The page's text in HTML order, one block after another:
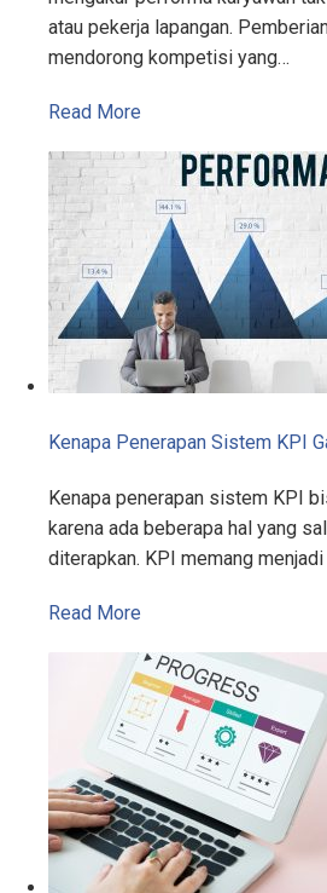
atau pekerja lapangan.
mendorong kompetisi yang…
Read More
Kenapa Penerapan Sistem KPI
Kenapa penerapan sistem KPI
karena ada beberapa hal yang
diterapkan. KPI memang
Read More